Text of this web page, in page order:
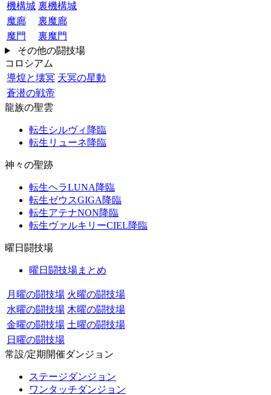
機構城 裏機構城
魔廊
裏魔廊
魔門
裏魔門
その他の闘技場
コロシアム
導煌と壊冥 天冥の星動
蒼潜の戦帝
龍族の聖雲
転生シルヴィ降臨
転生リューネ降臨
神々の聖跡
転生ヘラLUNA降臨
転生ゼウスGIGA降臨
転生アテナNON降臨
転生ヴァルキリーCIEL降臨
曜日闘技場
曜日闘技場まとめ
月曜の闘技場 火曜の闘技場
水曜の闘技場 木曜の闘技場
金曜の闘技場 土曜の闘技場
日曜の闘技場
常設/定期開催ダンジョン
ステージダンジョン
ワンタッチダンジョン